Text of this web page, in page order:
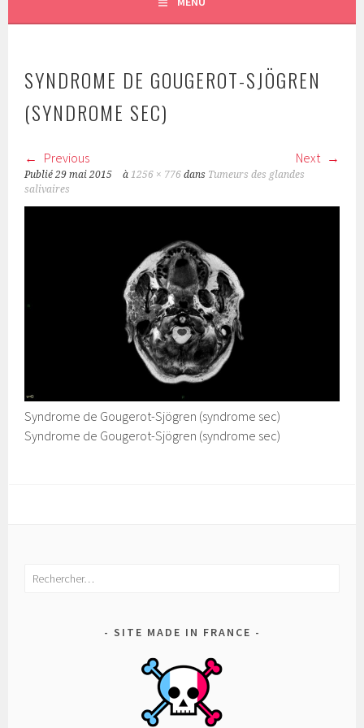
SYNDROME DE GOUGEROT-SJÖGREN
(SYNDROME SEC)
Previous Next
Publié29 mai 2015 à1256 × 776 dans Tumeurs des glandes
salivaires
Syndrome de Gougerot-Sjögren (syndrome sec)
Syndrome de Gougerot-Sjögren (syndrome sec)
Rechercher :
SITE MADE IN FRANCE